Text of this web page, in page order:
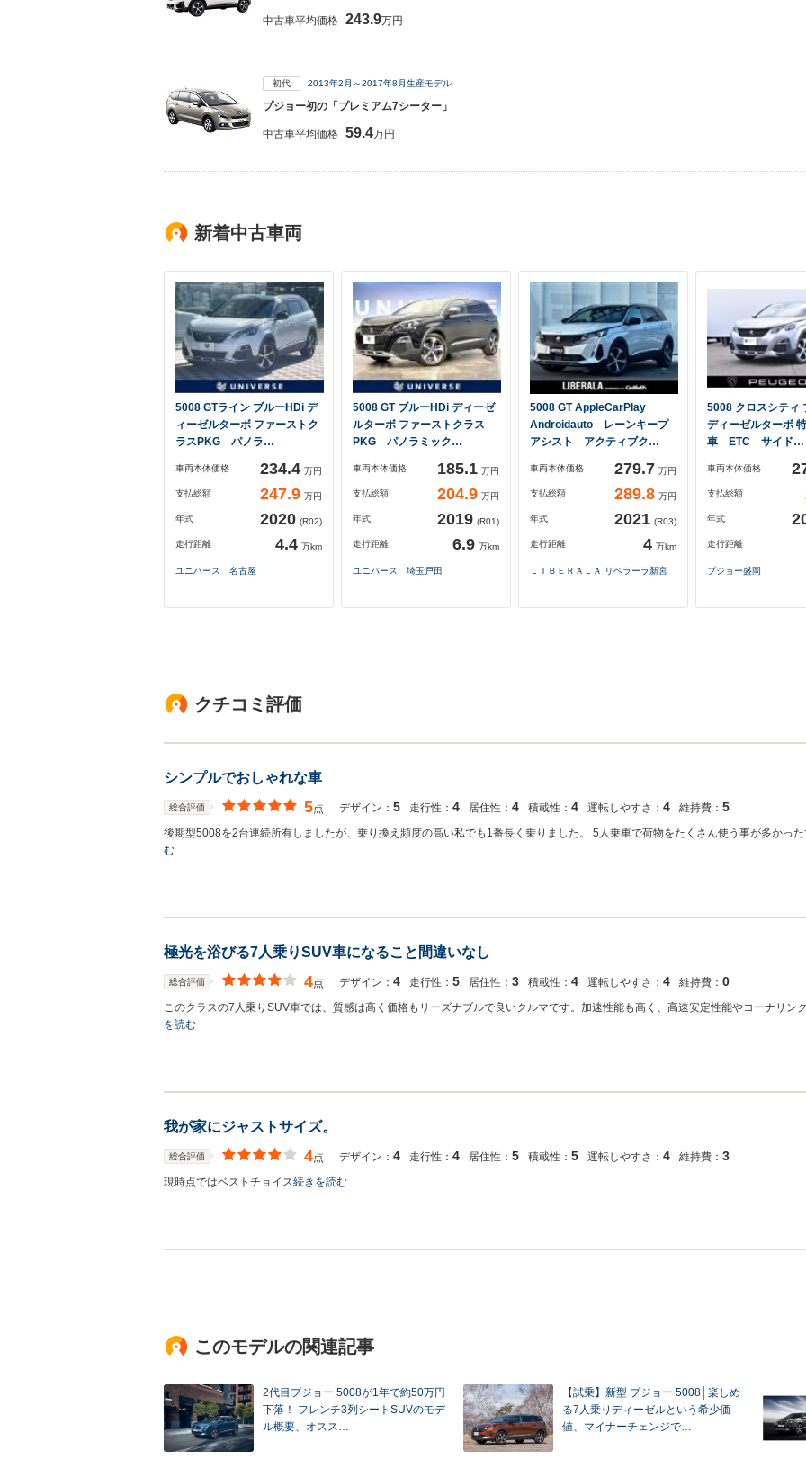
中古車平均価格 243.9万円
初代 2013年2月～2017年8月生産モデル
プジョー初の「プレミアム7シーター」
中古車平均価格 59.4万円
新着中古車両
5008 GTライン ブルーHDi デ
ィーゼルターボ ファーストク
ラスPKG パノラ…
車両本体価格 234.4 万円
支払総額 247.9 万円
年式 2020 (R02)
走行距離 4.4 万km
ユニバース 名古屋
5008 GT ブルーHDi ディーゼ
ルターボ ファーストクラス
PKG パノラミック…
車両本体価格 185.1 万円
支払総額 204.9 万円
年式 2019 (R01)
走行距離 6.9 万km
ユニバース 埼玉戸田
5008 GT AppleCarPlay
Androidauto レーンキープ
アシスト アクティブク…
車両本体価格 279.7 万円
支払総額 289.8 万円
年式 2021 (R03)
走行距離 4 万km
ＬＩＢＥＲＡＬＡ リベラーラ新宮
5008 クロスシティ
ディーゼルターボ
車 ETC サイド…
車両本体価格
支払総額
年式
走行距離
プジョー盛岡
クチコミ評価
シンプルでおしゃれな車
総合評価 5点 デザイン： 5 走行性： 4 居住性： 4 積載性： 4 運転しやすさ： 4 維持費： 5
後期型5008を2台連続所有しましたが、乗り換え頻度の高い私でも1番長く乗りました。 5人乗車で荷物をたくさん使う事が多かっ
む
極光を浴びる7人乗りSUV車になること間違いなし
総合評価 4点 デザイン： 4 走行性： 5 居住性： 3 積載性： 4 運転しやすさ： 4 維持費： 0
このクラスの7人乗りSUV車では、質感は高く価格もリーズナブルで良いクルマです。加速性能も高く、高速安定性能やコーナリ
を読む
我が家にジャストサイズ。
総合評価 4点 デザイン： 4 走行性： 4 居住性： 5 積載性： 5 運転しやすさ： 4 維持費： 3
現時点ではベストチョイス続きを読む
このモデルの関連記事
2代目プジョー 5008が1年で約50万円
下落！ フレンチ3列シートSUVのモデ
ル概要、オスス…
【試乗】新型 プジョー 5008│楽しめ
る7人乗りディーゼルという希少価
値、マイナーチェンジで…